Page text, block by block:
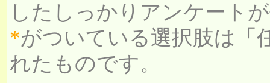
したしっかりアンケート
*がついている選択肢は「
れたものです。